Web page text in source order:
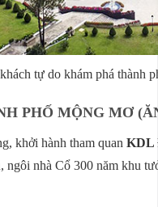
tự do khám phá thành
PHỐ MỘNG MƠ
khởi hành tham quan KDL
, ngôi nhà Cổ 300 năm khu